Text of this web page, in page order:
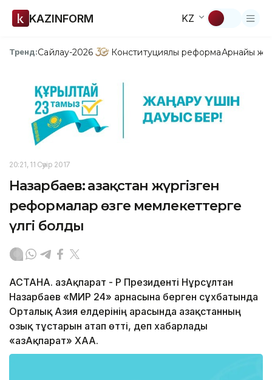
KAZINFORM KZ
Тренд:Сайлау-2026 Конституциялық реформаАрнайы
20:21, 11 Сәуір 2017
Назарбаев: Қазақстан жүргізген
реформалар өзге мемлекеттерге
үлгі болды
АСТАНА. ҚазАқпарат - ҚР Президенті Нұрсұлтан
Назарбаев «МИР 24» арнасына берген сұхбатында
Орталық Азия елдерінің арасында Қазақстанның
озық тұстарын атап өтті, деп хабарлады
«ҚазАқпарат» ХАА.